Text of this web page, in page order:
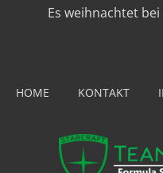
Es weihnachtet
HOME KONTAKT